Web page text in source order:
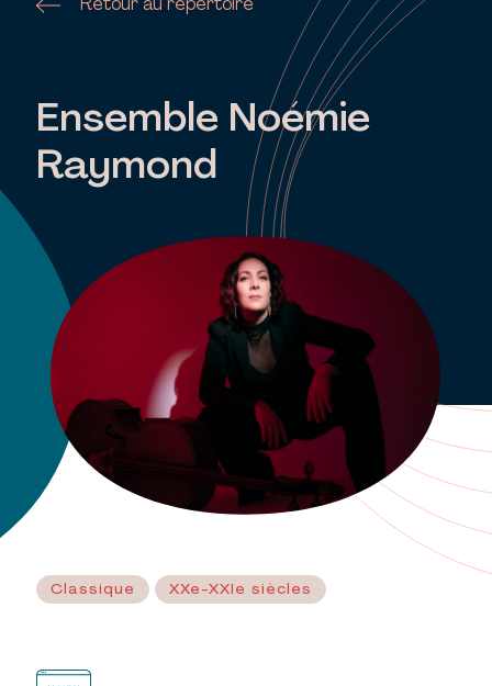
Retour au répertoire
Ensemble Noémie
Raymond
Classique XXe-XXIe siècles